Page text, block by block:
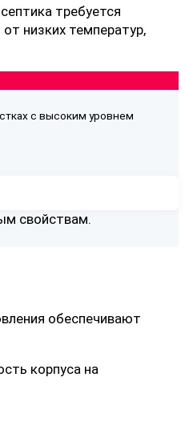
требуется
низких температур,
с высоким уровнем
свойствам.
обеспечивают
корпуса на